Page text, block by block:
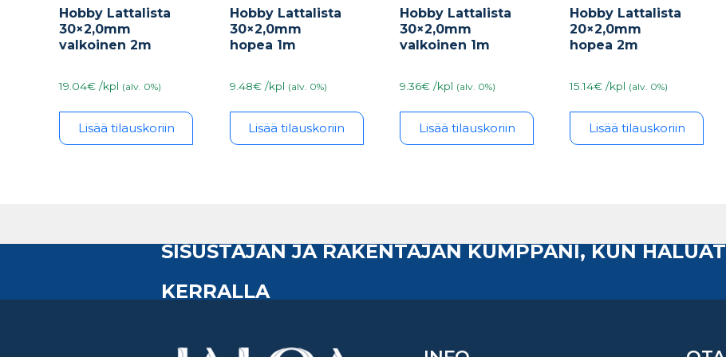
Hobby Lattalista
30×2,0mm
valkoinen 2m
19.04€ /kpl (alv. 0%)
Lisää tilauskoriin
Hobby Lattalista
30×2,0mm
hopea 1m
9.48€ /kpl (alv. 0%)
Lisää tilauskoriin
Hobby Lattalista
30×2,0mm
valkoinen 1m
9.36€ /kpl (alv. 0%)
Lisää tilauskoriin
Hobby Lattalista
20×2,0mm
hopea 2m
15.14€ /kpl (alv. 0%)
Lisää tilauskoriin
SISUSTAJAN JA RAKENTAJAN KUMPPANI, KUN
KERRALLA